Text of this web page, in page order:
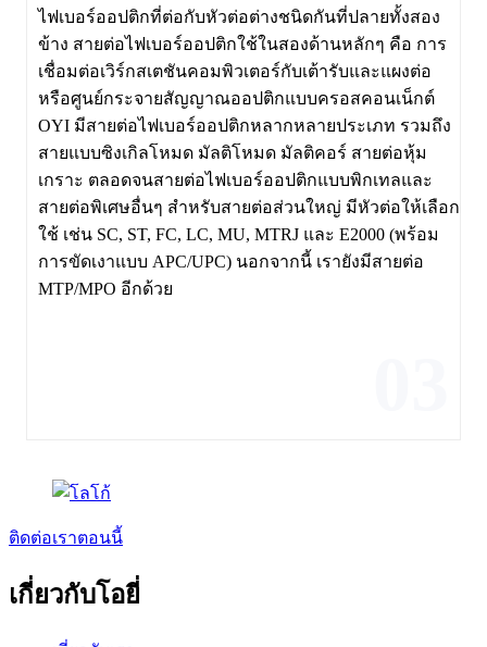
ไฟเบอร์ออปติกที่ต่อกับหัวต่อต่างชนิดกันที่ปลายทั้งสอง
ข้าง สายต่อไฟเบอร์ออปติกใช้ในสองด้านหลักๆ คือ การ
เชื่อมต่อเวิร์กสเตชันคอมพิวเตอร์กับเต้ารับและแผงต่อ
หรือศูนย์กระจายสัญญาณออปติกแบบครอสคอนเน็กต์
OYI มีสายต่อไฟเบอร์ออปติกหลากหลายประเภท รวมถึง
สายแบบซิงเกิลโหมด มัลติโหมด มัลติคอร์ สายต่อหุ้ม
เกราะ ตลอดจนสายต่อไฟเบอร์ออปติกแบบพิกเทลและ
สายต่อพิเศษอื่นๆ สำหรับสายต่อส่วนใหญ่ มีหัวต่อให้เลือก
ใช้ เช่น SC, ST, FC, LC, MU, MTRJ และ E2000 (พร้อม
การขัดเงาแบบ APC/UPC) นอกจากนี้ เรายังมีสายต่อ
MTP/MPO อีกด้วย
ติดต่อเราตอนนี้
เกี่ยวกับโอยี่